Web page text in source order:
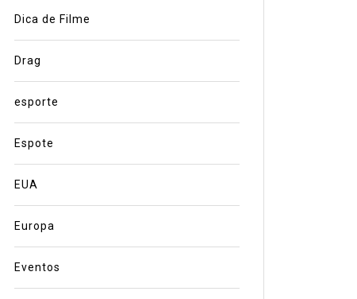
Dica de Filme
Drag
esporte
Espote
EUA
Europa
Eventos